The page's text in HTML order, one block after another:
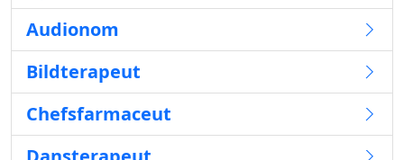
Audionom
Bildterapeut
Chefsfarmaceut